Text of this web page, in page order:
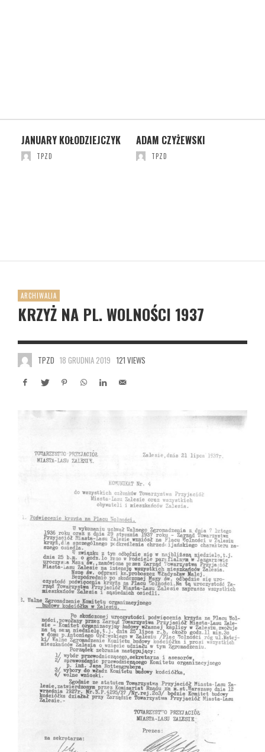
JANUARY KOŁODZIEJCZYK
TPZD
ADAM CZYŻEWSKI
TPZD
ARCHIWALIA
KRZYŻ NA PL. WOLNOŚCI 1937
TPZD 18 GRUDNIA 2019 121 VIEWS